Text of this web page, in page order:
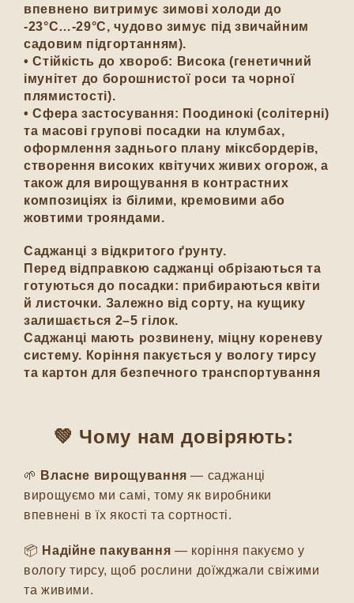
впевнено витримує зимові холоди до
-23°C…-29°C, чудово зимує під звичайним
садовим підгортанням).
• Стійкість до хвороб: Висока (генетичний
імунітет до борошнистої роси та чорної
плямистості).
• Сфера застосування: Поодинокі (солітерні)
та масові групові посадки на клумбах,
оформлення заднього плану міксбордерів,
створення високих квітучих живих огорож, а
також для вирощування в контрастних
композиціях із білими, кремовими або
жовтими трояндами.
Саджанці з відкритого ґрунту.
Перед відправкою саджанці обрізаються та
готуються до посадки: прибираються квіти
й листочки. Залежно від сорту, на кущику
залишається 2–5 гілок.
Саджанці мають розвинену, міцну кореневу
систему. Коріння пакується у вологу тирсу
та картон для безпечного транспортування
💚 Чому нам довіряють:
🌱 Власне вирощування — саджанці
вирощуємо ми самі, тому як виробники
впевнені в їх якості та сортності.
📦 Надійне пакування — коріння пакуємо у
вологу тирсу, щоб рослини доїжджали свіжими
та живими.